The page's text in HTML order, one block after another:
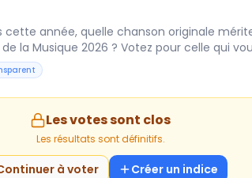
année, quelle chanson originale
la Musique 2026 ? Votez pour celle qui
Les votes sont clos
Les résultats sont définitifs.
à voter Créer un indice